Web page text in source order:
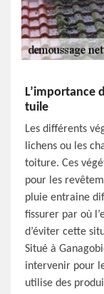
L’importance
tuile
Les différents
lichens ou les
toiture. Ces
pour les
pluie entraine
fissurer par où
d’éviter cette
Situé à
intervenir pour
utilise des